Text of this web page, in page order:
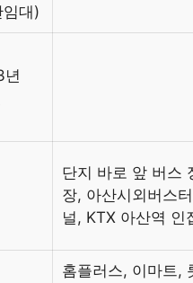
임대)
년
단지 바로 앞 버스
장, 아산시외버스
널, KTX 아산역 인
홈플러스, 이마트,